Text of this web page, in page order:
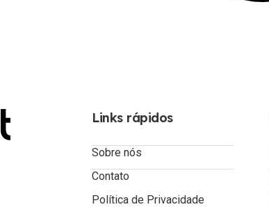
Links rápidos
Sobre nós
Contato
Política de Privacidade